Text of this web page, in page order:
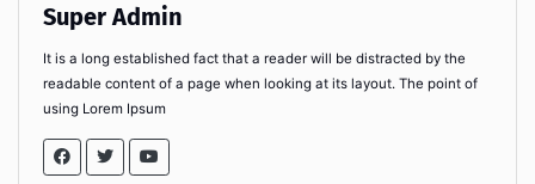
Super Admin
It is a long established fact that a reader will be distracted by the
readable content of a page when looking at its layout. The point of
using Lorem Ipsum